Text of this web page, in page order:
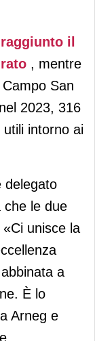
il
, mentre
San
2023, 316
utili intorno ai
delegato
che le due
unisce la
a
È lo
Arneg e